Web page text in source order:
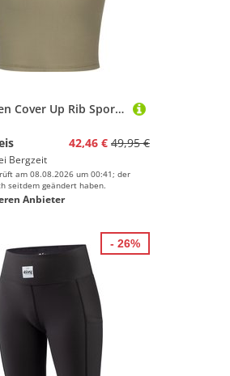
Eivy Damen Cover Up Rib Sport BH
42,46 € 49,95 €
Bergzeit
am 08.08.2026 um 00:41; der
seitdem geändert haben.
Anbieter
- 26%